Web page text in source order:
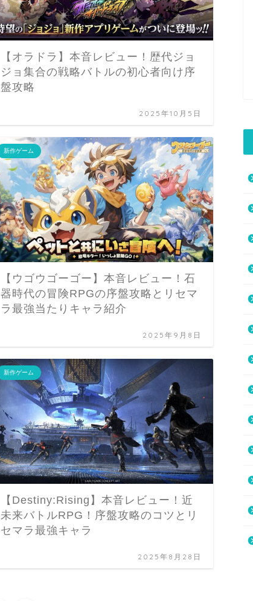
【オラドラ】本音レビュー！歴代ジョ
ジョ集合の戦略バトルの初心者向け序
盤攻略
2025年10月5日
新作ゲーム
【ウゴウゴーゴー】本音レビュー！石
器時代の冒険RPGの序盤攻略とリセマ
ラ最強当たりキャラ紹介
2025年9月8日
新作ゲーム
【Destiny:Rising】本音レビュー！近
未来バトルRPG！序盤攻略のコツとリ
セマラ最強キャラ
2025年8月28日